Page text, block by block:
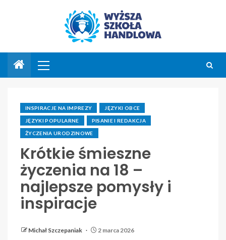
INSPIRACJE NA IMPREZY JĘZYKI OBCE
JĘZYKI POPULARNE PISANIE I REDAKCJA
ŻYCZENIA URODZINOWE
Krótkie śmieszne
życzenia na 18 –
najlepsze pomysły i
inspiracje
Michał Szczepaniak 2 marca 2026